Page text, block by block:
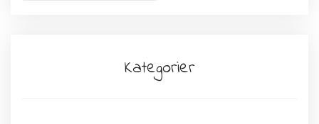
Kategorier